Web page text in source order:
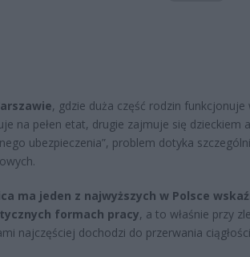
, gdzie duża część rodzin
na pełen etat, drugie zajmuje się dzieckiem
ubezpieczenia”, problem dotyka
ma jeden z najwyższych w Polsce
formach pracy, a to właśnie przy
najczęściej dochodzi do przerwania